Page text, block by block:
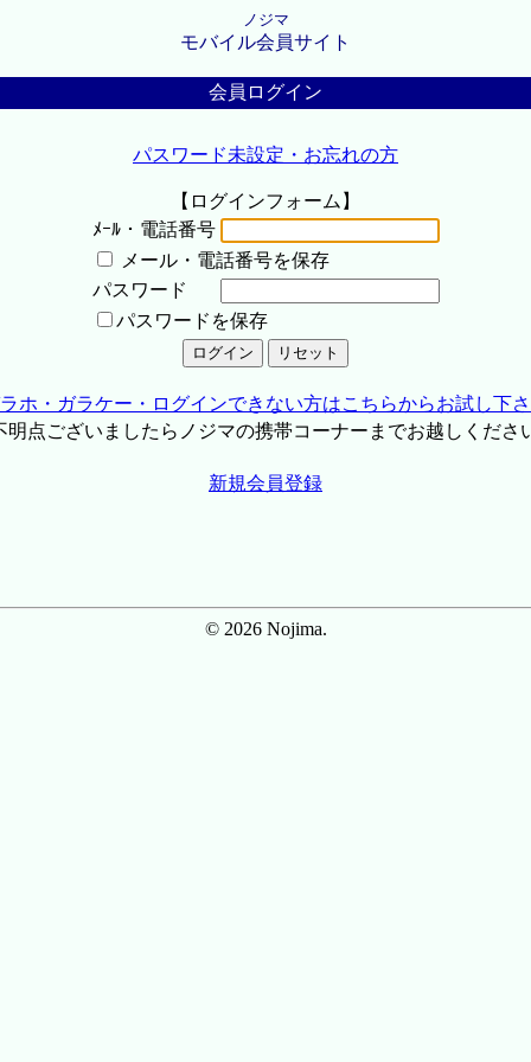
ノジマ
モバイル会員サイト
会員ログイン
パスワード未設定・お忘れの方
【ログインフォーム】
ﾒｰﾙ・電話番号
メール・電話番号を保存
パスワード
パスワードを保存
ホ・ガラケー・ログインできない方はこちらからお試し下
点ございましたらノジマの携帯コーナーまでお越しくださ
新規会員登録
© 2026 Nojima.